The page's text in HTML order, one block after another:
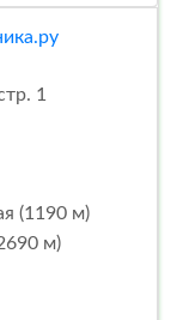
1
(1190 м)
м)